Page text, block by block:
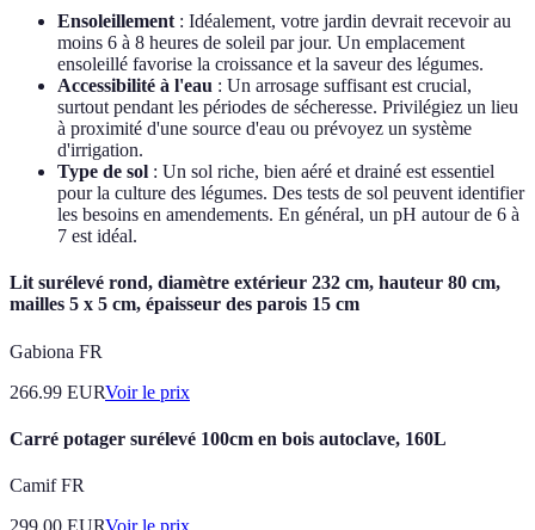
Ensoleillement : Idéalement, votre jardin devrait recevoir au
moins 6 à 8 heures de soleil par jour. Un emplacement
ensoleillé favorise la croissance et la saveur des légumes.
Accessibilité à l'eau : Un arrosage suffisant est crucial,
surtout pendant les périodes de sécheresse. Privilégiez un lieu
à proximité d'une source d'eau ou prévoyez un système
d'irrigation.
Type de sol : Un sol riche, bien aéré et drainé est essentiel
pour la culture des légumes. Des tests de sol peuvent identifier
les besoins en amendements. En général, un pH autour de 6 à
7 est idéal.
Lit surélevé rond, diamètre extérieur 232 cm, hauteur 80 cm,
mailles 5 x 5 cm, épaisseur des parois 15 cm
Gabiona FR
266.99 EURVoir le prix
Carré potager surélevé 100cm en bois autoclave, 160L
Camif FR
299.00 EURVoir le prix